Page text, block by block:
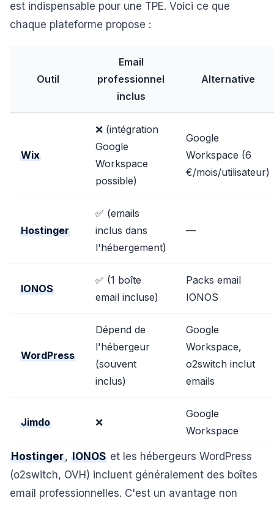
est indispensable pour une TPE. Voici ce que
chaque plateforme propose :
Outil
Email
professionnel
inclus
Alternative
Wix
❌ (intégration
Google
Workspace
possible)
Google
Workspace (6
€/mois/utilisateur)
Hostinger
✅ (emails
inclus dans
l'hébergement)
—
IONOS
✅ (1 boîte
email incluse)
Packs email
IONOS
WordPress
Dépend de
l'hébergeur
(souvent
inclus)
Google
Workspace,
o2switch inclut
emails
Jimdo ❌
Google
Workspace
Hostinger, IONOS et les hébergeurs WordPress
(o2switch, OVH) incluent généralement des boîtes
email professionnelles. C'est un avantage non